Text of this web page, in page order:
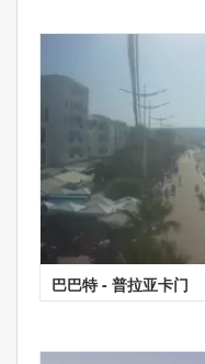
巴巴特 - 普拉亚卡门